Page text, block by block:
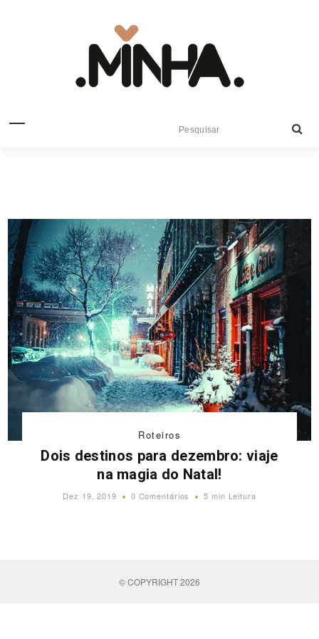
Roteiros
Dois destinos para dezembro: viaje
na magia do Natal!
Dez 19, 2019 0 Comentários 5 min Leitura
© COPYRIGHT 2026